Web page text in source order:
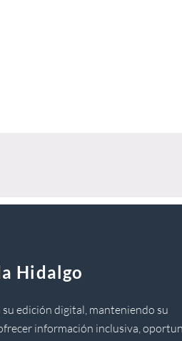
Hidalgo
su edición digital, manteniendo su
información inclusiva,